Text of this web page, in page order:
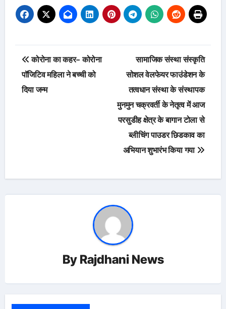
Post
navigation
कोरोना का कहर- कोरोना
पॉजिटिव महिला ने बच्ची को
दिया जन्म
सामाजिक संस्था संस्कृति
सोशल वेलफेयर फाउंडेशन के
तत्वधान संस्था के संस्थापक
मुनमुन चक्रवर्ती के नेतृत्व में आज
परसुडीह क्षेत्र के बागान टोला से
ब्लीचिंग पाउडर छिडकाव का
अभियान शुभारंभ किया गया
By Rajdhani News